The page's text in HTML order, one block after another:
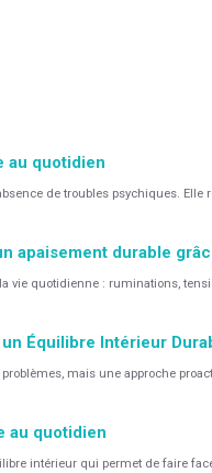
au quotidien
de troubles psychiques. Elle
apaisement durable
vie quotidienne : ruminations,
Équilibre Intérieur
problèmes, mais une approche
au quotidien
intérieur qui permet de faire